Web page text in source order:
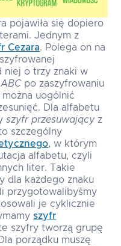
pojawiła się dopiero
Jednym z
Cezara. Polega on na
niej o trzy znaki w
ABCpo zaszyfrowaniu
uogólnić
Dla alfabetu
szyfr przesuwającyz
szczególny
, w którym
alfabetu, czyli
liter. Takie
dla każdego znaku
przygotowalibyśmy
je cyklicznie
szyfr
szyfry tworzą grupę
porządku muszę